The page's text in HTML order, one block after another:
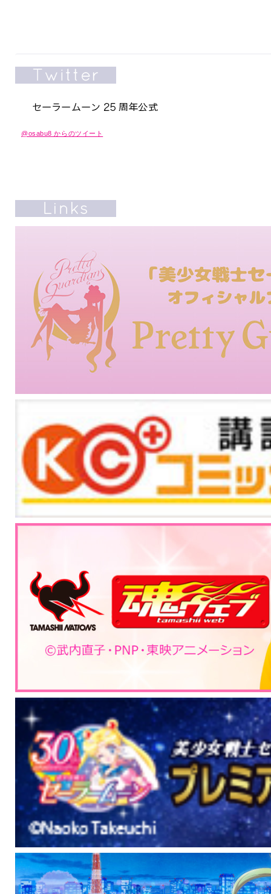
@osabu8 からのツイート